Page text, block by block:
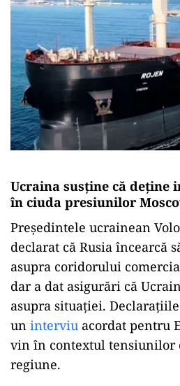
Ucraina susține că
în ciuda presiunilor
Președintele ucrainean
declarat că Rusia încearcă
asupra coridorului
dar a dat asigurări că
asupra situației.
un interviu acordat pentru
vin în contextul tensiunilor
regiune.